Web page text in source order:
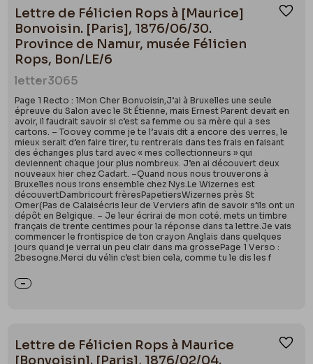
Lettre de Félicien Rops à [Maurice]
Bonvoisin. [Paris], 1876/06/30.
Province de Namur, musée Félicien
Rops, Bon/LE/6
letter3065
Page 1 Recto : 1Mon Cher Bonvoisin,J’ai à Bruxelles une seule
épreuve du Salon avec le St Étienne, mais Ernest Parent devait en
avoir, il faudrait savoir si c’est sa femme ou sa mère qui a ses
cartons. – Toovey comme je te l’avais dit a encore des verres, le
mieux serait d’en faire tirer, tu rentrerais dans tes frais en faisant
des échanges plus tard avec « mes collectionneurs » qui
deviennent chaque jour plus nombreux. J’en ai découvert deux
nouveaux hier chez Cadart. –Quand nous nous trouverons à
Bruxelles nous irons ensemble chez Nys.Le Wizernes est
découvertDambricourt frèresPapetiersWizernes près St
Omer(Pas de Calaisécris leur de Verviers afin de savoir s’ils ont un
dépôt en Belgique. – Je leur écrirai de mon coté. mets un timbre
français de trente centimes pour la réponse dans ta lettre.Je vais
commencer le frontispice de ton crayon Anglais dans quelques
jours quand je verrai un peu clair dans ma grossePage 1 Verso :
2besogne.Merci du vélin c’est bien cela, comme tu le dis les f
Lettre de Félicien Rops à Maurice
[Bonvoisin]. [Paris], 1876/02/04.